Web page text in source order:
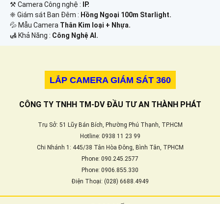
⚒ Camera Công nghệ :
IP.
❈ Giám sát Ban Đêm : Hồng Ngoại 100m Starlight.
💦 Mẫu Camera Thân Kim loại + Nhựa.
️🛃 Khả Năng : Công Nghệ AI.
LẮP CAMERA GIÁM SÁT 360
CÔNG TY TNHH TM-DV ĐẦU TƯ AN THÀNH PHÁT
Trụ Sở: 51 Lũy Bán Bích, Phường Phú Thạnh, TP.HCM
Hotline: 0938 11 23 99
Chi Nhánh 1: 445/38 Tân Hòa Đông, Bình Tân, TPHCM
Phone: 090.245.2577
Phone: 0906.855.330
Điện Thoại: (028) 6688.4949